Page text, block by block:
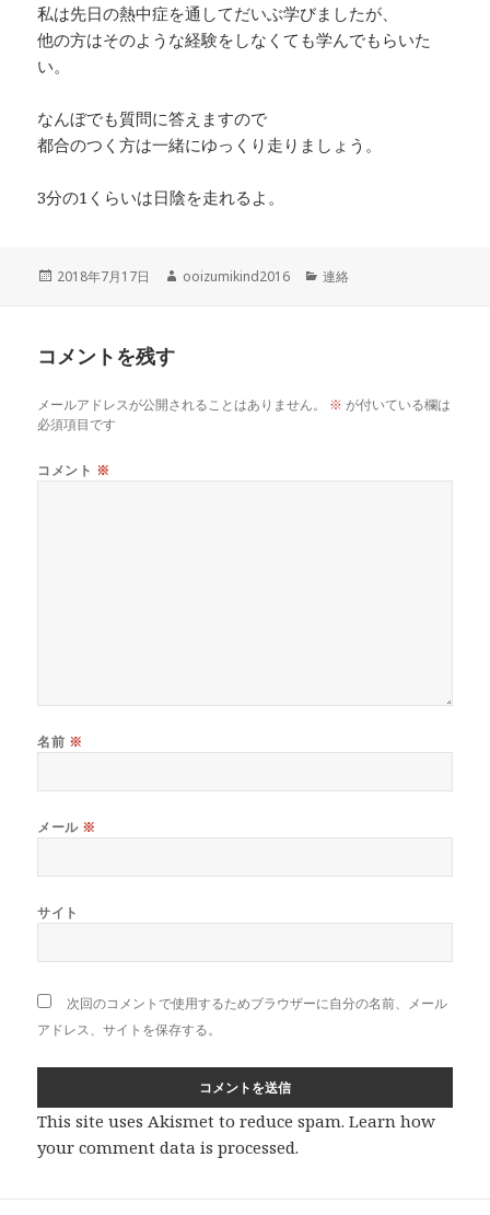
私は先日の熱中症を通してだいぶ学びましたが、
他の方はそのような経験をしなくても学んでもらいた
い。
なんぼでも質問に答えますので
都合のつく方は一緒にゆっくり走りましょう。
3分の1くらいは日陰を走れるよ。
投
2018年7月17日
作
ooizumikind2016
カ
連絡
コメントを残す
メールアドレスが公開されることはありません。 ※ が付いている欄は
必須項目です
コメント ※
名前 ※
メール ※
サイト
次回のコメントで使用するためブラウザーに自分の名前、メール
アドレス、サイトを保存する。
This site uses Akismet to reduce spam.Learn how
your comment data is processed.